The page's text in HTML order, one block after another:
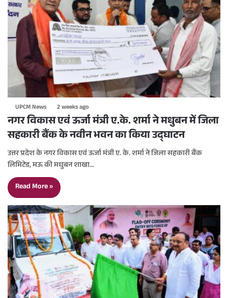
UPCM News 2 weeks ago
नगर विकास एवं ऊर्जा मंत्री ए.के. शर्मा ने मधुबन में जिला
सहकारी बैंक के नवीन भवन का किया उद्घाटन
उत्तर प्रदेश के नगर विकास एवं ऊर्जा मंत्री ए. के. शर्मा ने जिला सहकारी बैंक
लिमिटेड, मऊ की मधुबन शाखा…
Read More »